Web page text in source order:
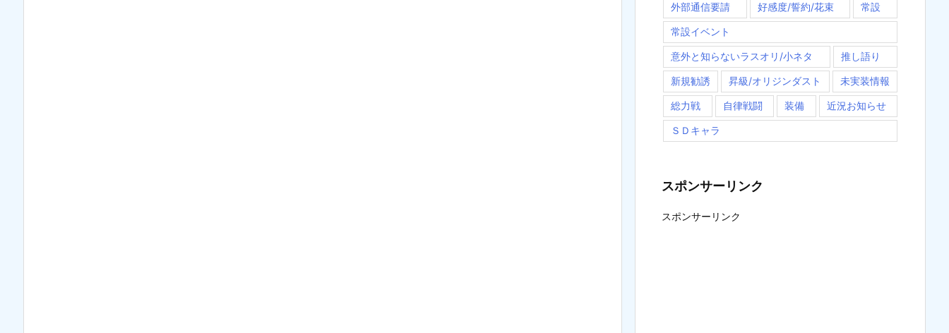
外部通信要請 好感度/誓約/花束 常設
常設イベント
意外と知らないラスオリ/小ネタ 推し語り
新規勧誘 昇級/オリジンダスト 未実装情報
総力戦 自律戦闘 装備 近況お知らせ
ＳＤキャラ
スポンサーリンク
スポンサーリンク